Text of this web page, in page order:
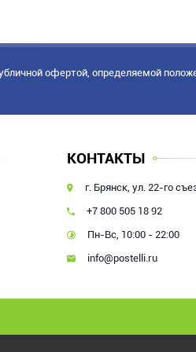
офертой, определяемой
КОНТАКТЫ
г. Брянск, ул. 22-го
+7 800 505 18 92
Пн-Вс, 10:00 - 22:00
info@postelli.ru